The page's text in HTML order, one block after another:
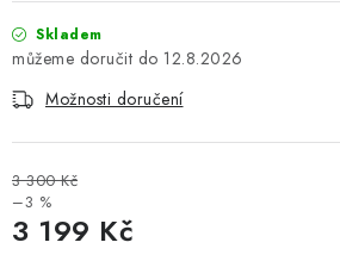
CESTOVNÍ ZAVAZADLA
DÁRKOVÉ POUKAZY
Kontakty
Moje objednávka
Obchodní podmínky
Skladem
12.8.2026
Možnosti doručení
3 300 Kč
–3 %
3 199 Kč